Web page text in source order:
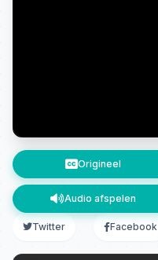
Origineel
Audio afspelen
Twitter Facebook